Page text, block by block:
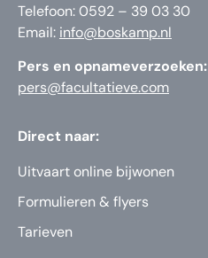
Telefoon: 0592 – 39 03 30
Email: info@boskamp.nl
Pers en opnameverzoeken:
pers@facultatieve.com
Direct naar:
Uitvaart online bijwonen
Formulieren & flyers
Tarieven